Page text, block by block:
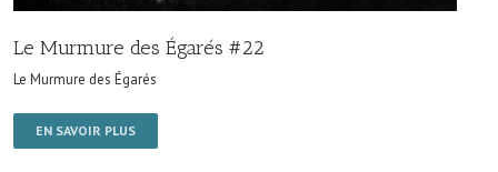
Le Murmure des Égarés #22
Le Murmure des Égarés
EN SAVOIR PLUS